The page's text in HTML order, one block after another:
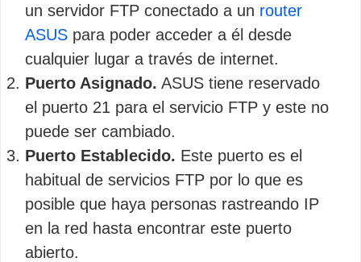
un servidor FTP conectado a un router
ASUS para poder acceder a él desde
cualquier lugar a través de internet.
Puerto Asignado. ASUS tiene reservado
el puerto 21 para el servicio FTP y este no
puede ser cambiado.
Puerto Establecido. Este puerto es el
habitual de servicios FTP por lo que es
posible que haya personas rastreando IP
en la red hasta encontrar este puerto
abierto.